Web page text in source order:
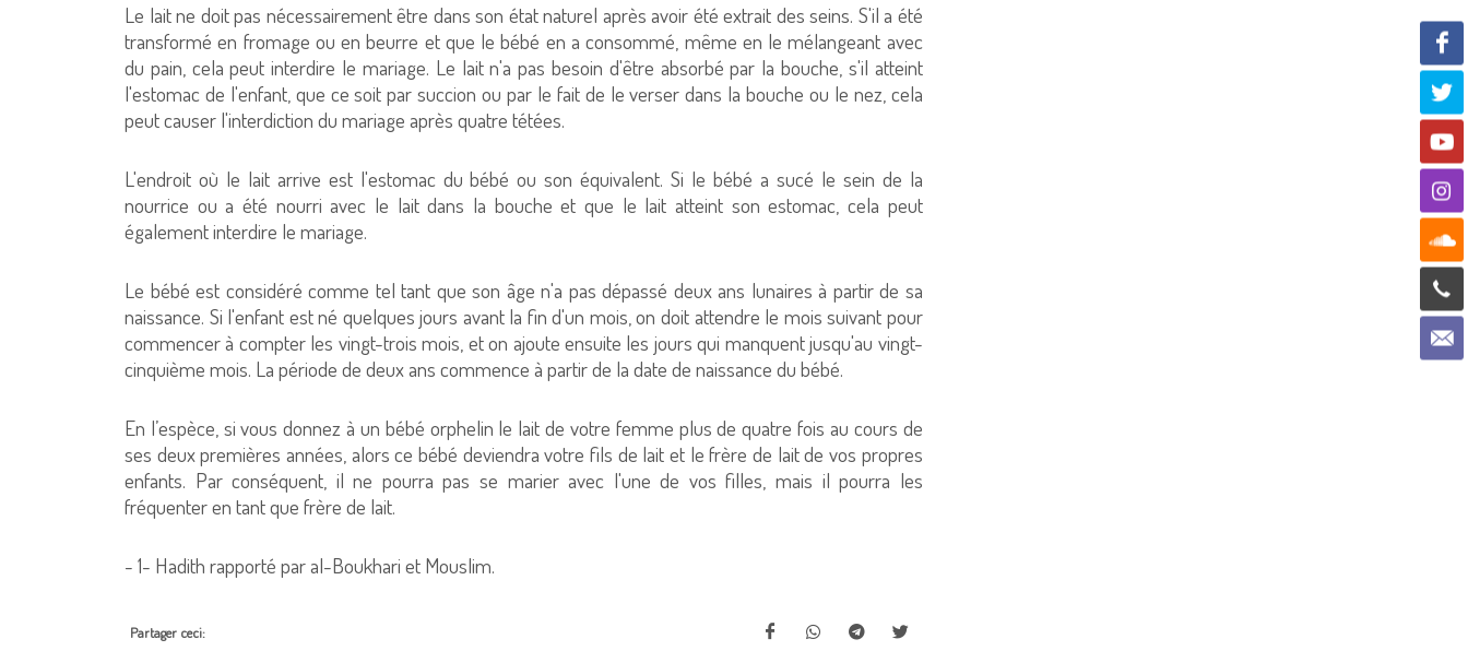
Le lait ne doit pas nécessairement être dans son état naturel après avoir été extrait des seins. S'il a été
transformé en fromage ou en beurre et que le bébé en a consommé, même en le mélangeant avec
du pain, cela peut interdire le mariage. Le lait n'a pas besoin d'être absorbé par la bouche, s'il atteint
l'estomac de l'enfant, que ce soit par succion ou par le fait de le verser dans la bouche ou le nez, cela
peut causer l'interdiction du mariage après quatre tétées.
L'endroit où le lait arrive est l'estomac du bébé ou son équivalent. Si le bébé a sucé le sein de la
nourrice ou a été nourri avec le lait dans la bouche et que le lait atteint son estomac, cela peut
également interdire le mariage.
Le bébé est considéré comme tel tant que son âge n'a pas dépassé deux ans lunaires à partir de sa
naissance. Si l'enfant est né quelques jours avant la fin d'un mois, on doit attendre le mois suivant pour
commencer à compter les vingt-trois mois, et on ajoute ensuite les jours qui manquent jusqu'au vingt-
cinquième mois. La période de deux ans commence à partir de la date de naissance du bébé.
En l’espèce, si vous donnez à un bébé orphelin le lait de votre femme plus de quatre fois au cours de
ses deux premières années, alors ce bébé deviendra votre fils de lait et le frère de lait de vos propres
enfants. Par conséquent, il ne pourra pas se marier avec l'une de vos filles, mais il pourra les
fréquenter en tant que frère de lait.
- 1- Hadith rapporté par al-Boukhari et Mouslim.
Partager ceci: